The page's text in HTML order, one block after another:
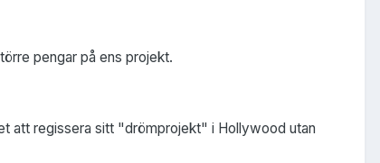
pengar på ens projekt.
att regissera sitt "drömprojekt" i Hollywood utan